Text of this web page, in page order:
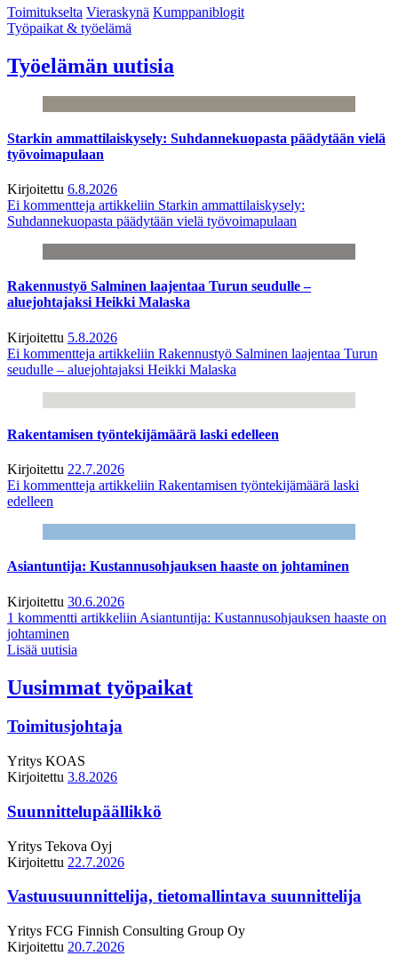
Toimitukselta Vieraskynä Kumppaniblogit
Työpaikat & työelämä
Työelämän uutisia
Starkin ammattilaiskysely: Suhdannekuopasta päädytään vielä
työvoimapulaan
Kirjoitettu 6.8.2026
Ei kommentteja artikkeliin Starkin ammattilaiskysely:
Suhdannekuopasta päädytään vielä työvoimapulaan
Rakennustyö Salminen laajentaa Turun seudulle –
aluejohtajaksi Heikki Malaska
Kirjoitettu 5.8.2026
Ei kommentteja artikkeliin Rakennustyö Salminen laajentaa Turun
seudulle – aluejohtajaksi Heikki Malaska
Rakentamisen työntekijämäärä laski edelleen
Kirjoitettu 22.7.2026
Ei kommentteja artikkeliin Rakentamisen työntekijämäärä laski
edelleen
Asiantuntija: Kustannusohjauksen haaste on johtaminen
Kirjoitettu 30.6.2026
1 kommentti artikkeliin Asiantuntija: Kustannusohjauksen haaste on
johtaminen
Lisää uutisia
Uusimmat työpaikat
Toimitusjohtaja
Yritys KOAS
Kirjoitettu 3.8.2026
Suunnittelupäällikkö
Yritys Tekova Oyj
Kirjoitettu 22.7.2026
Vastuusuunnittelija, tietomallintava suunnittelija
Yritys FCG Finnish Consulting Group Oy
Kirjoitettu 20.7.2026